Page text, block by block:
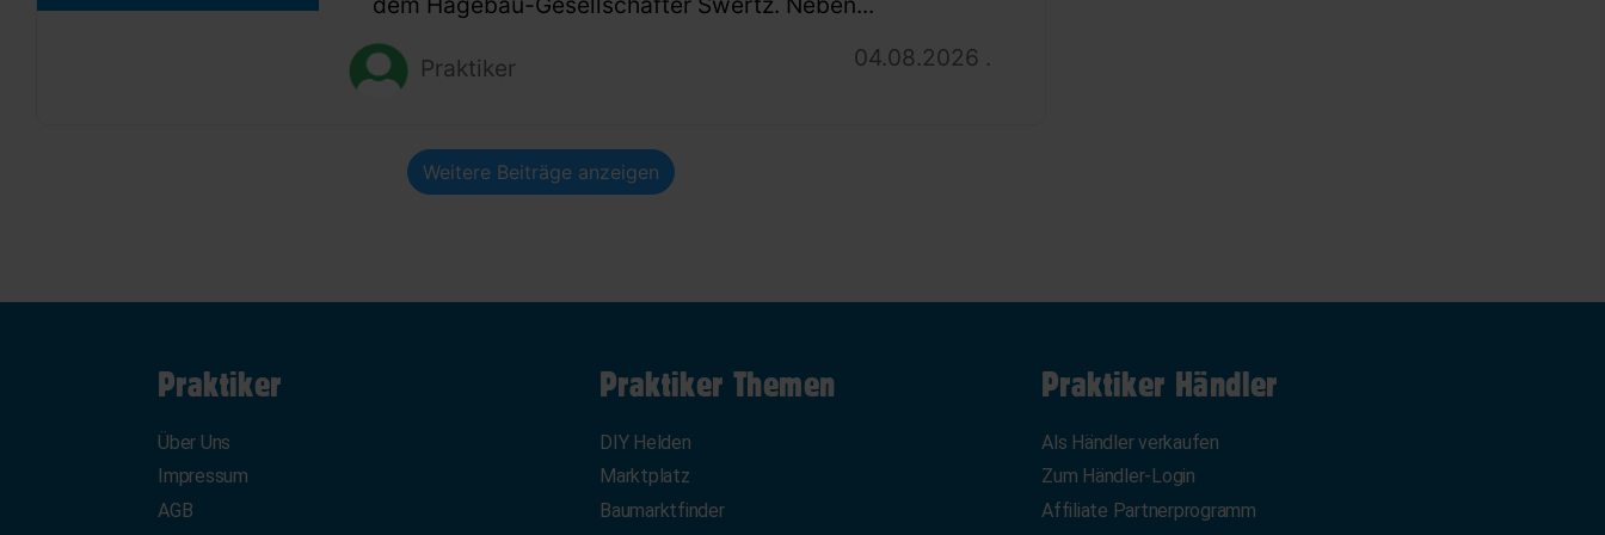
Praktiker 04.08.2026 .
Weitere Beiträge anzeigen
Praktiker
Über Uns
Impressum
AGB
Praktiker Themen
DIY Helden
Marktplatz
Baumarktfinder
Praktiker Händler
Als Händler verkaufen
Zum Händler-Login
Affiliate Partnerprogramm